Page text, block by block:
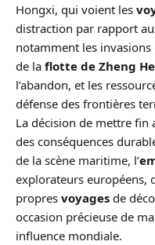
Hongxi, qui voient les
distraction par rapport
notamment les invasions
de la flotte de Zheng He
l’abandon, et les
défense des frontières
La décision de mettre fin
des conséquences
de la scène maritime, l’
explorateurs européens,
propres voyages de
occasion précieuse de
influence mondiale.